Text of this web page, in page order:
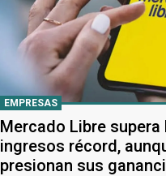
EMPRESAS
Mercado Libre
ingresos récord,
presionan sus